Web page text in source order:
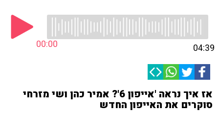
00:00 04:39
אז איך נראה 'אייפון 6'? אמיר כהן ושי מזרחי
סוקרים את האייפון החדש